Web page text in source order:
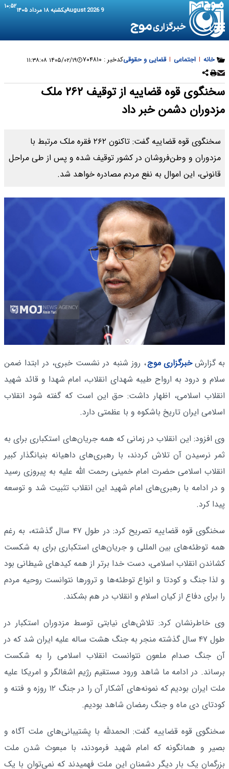
9 August 2026 یکشنبه ۱۸ مرداد ۱۴۰۵ ۱۰:۵۲
خانه | اجتماعی | قضایی و حقوقیکدخبر : ۷۰۴۸۱۰ ۱۴۰۵/۰۲/۱۹ ۱۱:۳۸:۰۸
سخنگوی قوه قضاییه از توقیف ۲۶۲ ملک
مزدوران دشمن خبر داد
سخنگوی قوه قضاییه گفت: تاکنون ۲۶۲ فقره ملک مرتبط با
مزدوران و وطن‌فروشان در کشور توقیف شده و پس از طی مراحل
قانونی، این اموال به نفع مردم مصادره خواهد شد.
به گزارشخبرگزاری موج، روز شنبه در نشست خبری، در ابتدا ضمن
سلام و درود به ارواح طیبه شهدای انقلاب، امام شهدا و قائد شهید
انقلاب اسلامی، اظهار داشت: حق این است که گفته شود انقلاب
اسلامی ایران تاریخ باشکوه و با عظمتی دارد.
وی افزود: این انقلاب در زمانی که همه جریان‌های استکباری برای به
ثمر نرسیدن آن تلاش کردند، با رهبری‌های داهیانه بنیانگذار کبیر
انقلاب اسلامی حضرت امام خمینی رحمت الله علیه به پیروزی رسید
و در ادامه با رهبری‌های امام شهید این انقلاب تثبیت شد و توسعه
پیدا کرد.
سخنگوی قوه قضاییه تصریح کرد: در طول ۴۷ سال گذشته، به رغم
همه توطئه‌های بین المللی و جریان‌های استکباری برای به شکست
کشاندن انقلاب اسلامی، دست خدا برتر از همه کیدهای شیطانی بود
و لذا جنگ و کودتا و انواع توطئه‌ها و ترورها نتوانست روحیه مردم
را برای دفاع از کیان اسلام و انقلاب در هم بشکند.
وی خاطرنشان کرد: تلاش‌های نیابتی توسط مزدوران استکبار در
طول ۴۷ سال گذشته منجر به جنگ هشت ساله علیه ایران شد که در
آن جنگ صدام ملعون نتوانست انقلاب اسلامی را به شکست
برساند. در ادامه ما شاهد ورود مستقیم رژیم اشغالگر و امریکا علیه
ملت ایران بودیم که نمونه‌های آشکار آن را در جنگ ۱۲ روزه و فتنه و
کودتای دی ماه و جنگ رمضان شاهد بودیم.
سخنگوی قوه قضاییه گفت: الحمدلله با پشتیبانی‌های ملت آگاه و
بصیر و همانگونه که امام شهید فرمودند، با مبعوث شدن ملت
بزرگمان یک بار دیگر دشمنان این ملت فهمیدند که نمی‌توان با یک